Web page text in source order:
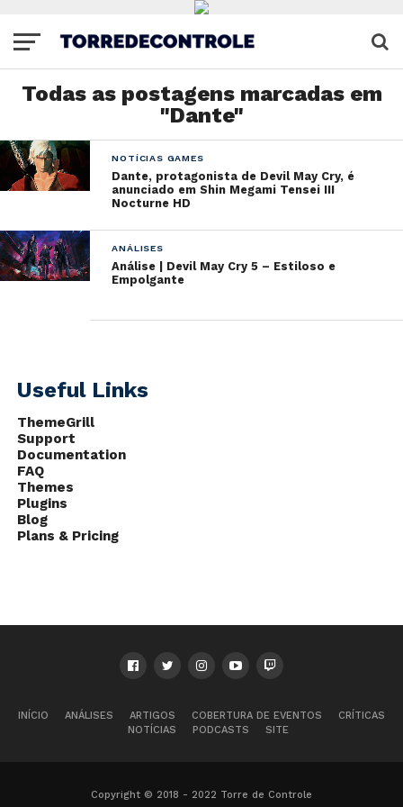
Todas as postagens marcadas em
"Dante"
NOTÍCIAS GAMES
Dante, protagonista de Devil May Cry, é
anunciado em Shin Megami Tensei III
Nocturne HD
ANÁLISES
Análise | Devil May Cry 5 – Estiloso e
Empolgante
Useful Links
ThemeGrill
Support
Documentation
FAQ
Themes
Plugins
Blog
Plans & Pricing
INÍCIO ANÁLISES ARTIGOS COBERTURA DE EVENTOS
CRÍTICAS
NOTÍCIAS
PODCASTS SITE
Copyright © 2018 - 2022 Torre de Controle